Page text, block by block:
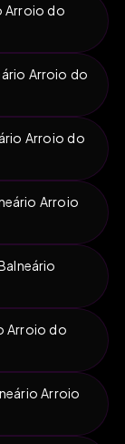
Arroio do
Arroio do
Arroio do
Arroio
Arroio do
Arroio